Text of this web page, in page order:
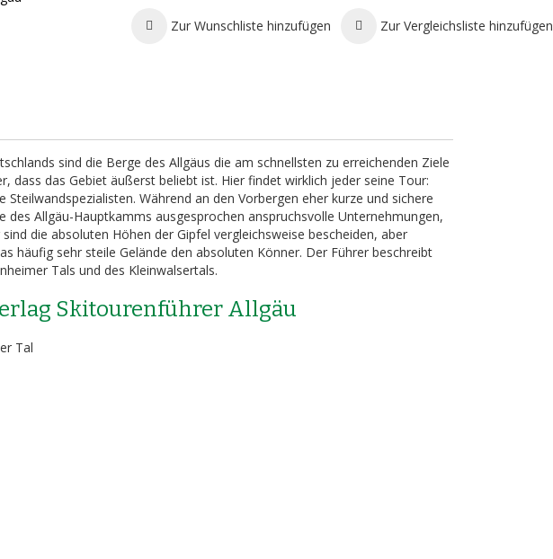
Zur Wunschliste hinzufügen Zur Vergleichsliste hinzufügen
sind die Berge des Allgäus die am schnellsten zu erreichenden Ziele
dass das Gebiet äußerst beliebt ist. Hier findet wirklich jeder seine Tour:
Während an den Vorbergen eher kurze und sichere
Allgäu-Hauptkamms ausgesprochen anspruchsvolle Unternehmungen,
die absoluten Höhen der Gipfel vergleichsweise bescheiden, aber
häufig sehr steile Gelände den absoluten Könner. Der Führer beschreibt
Tals und des Kleinwalsertals.
Skitourenführer Allgäu
Tal